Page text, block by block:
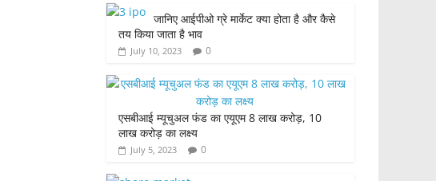
जानिए आईपीओ ग्रे मार्केट क्या होता है और कैसे
तय किया जाता है भाव
July 10, 2023 0
एसबीआई म्यूचुअल फंड का एयूएम 8 लाख करोड़, 10
लाख करोड़ का लक्ष्य
July 5, 2023 0